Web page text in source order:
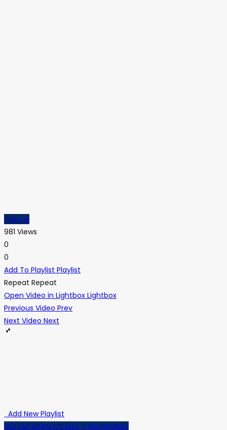
Cancel
981 Views
0
0
Add To Playlist Playlist
Repeat Repeat
Open Video in Lightbox Lightbox
Previous Video Prev
Next Video Next
Add New Playlist
DESTACADASLOCALES Y REGIONALES